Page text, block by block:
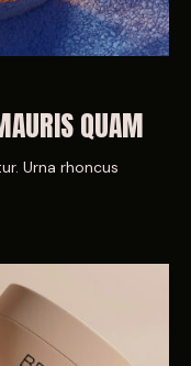
QUAM
Urna rhoncus